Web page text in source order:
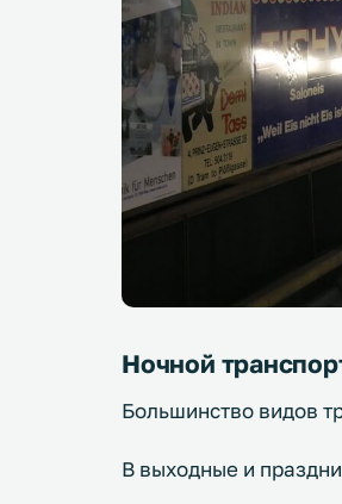
Ночной
Большинство видов
В выходные и